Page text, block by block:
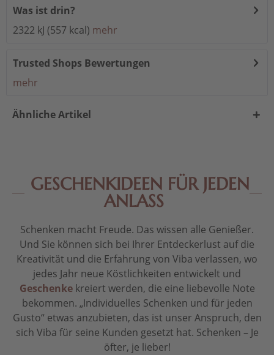
Was ist drin?
2322 kJ (557 kcal) mehr
Trusted Shops Bewertungen
mehr
Ähnliche Artikel
GESCHENKIDEEN FÜR JEDEN
ANLASS
Schenken macht Freude. Das wissen alle Genießer.
Und Sie können sich bei Ihrer Entdeckerlust auf die
Kreativität und die Erfahrung von Viba verlassen, wo
jedes Jahr neue Köstlichkeiten entwickelt und
Geschenkekreiert werden, die eine liebevolle Note
bekommen. „Individuelles Schenken und für jeden
Gusto“ etwas anzubieten, das ist unser Anspruch, den
sich Viba für seine Kunden gesetzt hat. Schenken – Je
öfter, je lieber!